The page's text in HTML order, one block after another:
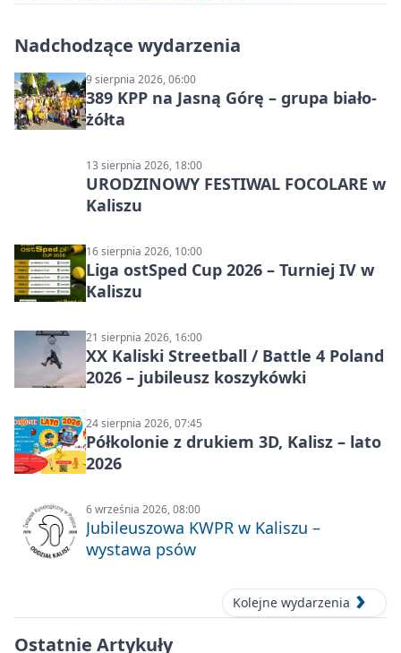
Nadchodzące wydarzenia
9 sierpnia 2026, 06:00
389 KPP na Jasną Górę – grupa biało-
żółta
13 sierpnia 2026, 18:00
URODZINOWY FESTIWAL FOCOLARE w
Kaliszu
16 sierpnia 2026, 10:00
Liga ostSped Cup 2026 – Turniej IV w
Kaliszu
21 sierpnia 2026, 16:00
XX Kaliski Streetball / Battle 4 Poland
2026 – jubileusz koszykówki
24 sierpnia 2026, 07:45
Półkolonie z drukiem 3D, Kalisz – lato
2026
6 września 2026, 08:00
Jubileuszowa KWPR w Kaliszu –
wystawa psów
Kolejne wydarzenia
Ostatnie Artykuły